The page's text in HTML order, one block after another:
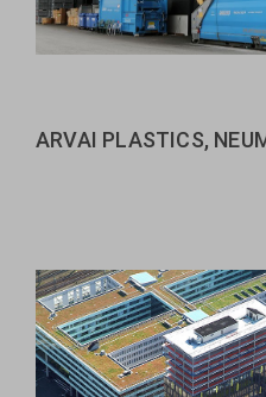
ARVAI PLASTICS,